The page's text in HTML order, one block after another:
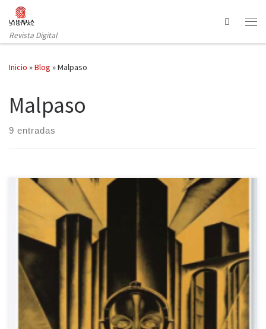
Saltar al contenido
Revista Digital
Search
Inicio »Blog »Malpaso
Malpaso
9 entradas
Uno de los géneros más destacables de las últimas décadas es la
novela gráfica. En otros artículos, La Huella Digital ha hecho
reseñas de muchas obras, pues cuentan con un público creciente.
A medio camino entre el cómic y la literatura tradicional, se han
creado auténticas obras de arte por […]